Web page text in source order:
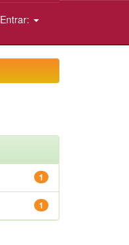
Entrar:
1
1